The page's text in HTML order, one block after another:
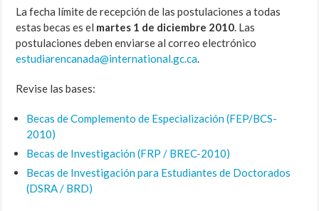
La fecha límite de recepción de las postulaciones a todas
estas becas es el martes 1 de diciembre 2010. Las
postulaciones deben enviarse al correo electrónico
estudiarencanada@international.gc.ca.
Revise las bases:
Becas de Complemento de Especialización (FEP/BCS-
2010)
Becas de Investigación (FRP / BREC-2010)
Becas de Investigación para Estudiantes de Doctorados
(DSRA / BRD)